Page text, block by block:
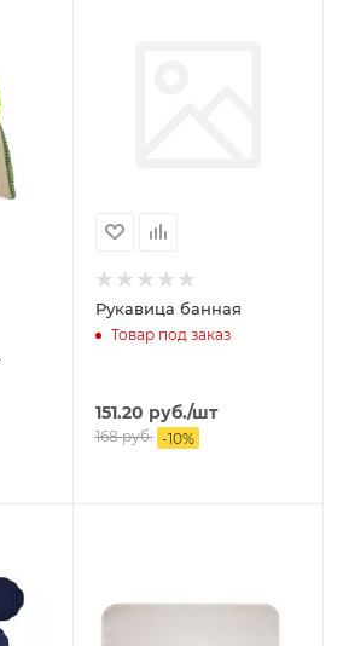
Рукавица банная
Товар под заказ
151.20 руб./шт
168руб. -10%